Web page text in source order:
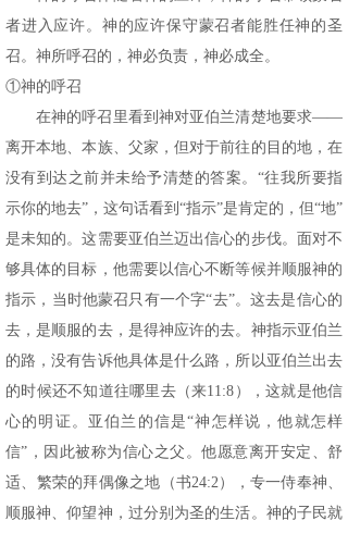
者进入应许。神的应许保守蒙召者能胜任神的圣
召。神所呼召的，神必负责，神必成全。
①神的呼召
在神的呼召里看到神对亚伯兰清楚地要求——
离开本地、本族、父家，但对于前往的目的地，在
没有到达之前并未给予清楚的答案。“往我所要指
示你的地去”，这句话看到“指示”是肯定的，但“地”
是未知的。这需要亚伯兰迈出信心的步伐。面对不
够具体的目标，他需要以信心不断等候并顺服神的
指示，当时他蒙召只有一个字“去”。这去是信心的
去，是顺服的去，是得神应许的去。神指示亚伯兰
的路，没有告诉他具体是什么路，所以亚伯兰出去
的时候还不知道往哪里去（来11:8），这就是他信
心的明证。亚伯兰的信是“神怎样说，他就怎样
信”，因此被称为信心之父。他愿意离开安定、舒
适、繁荣的拜偶像之地（书24:2），专一侍奉神、
顺服神、仰望神，过分别为圣的生活。神的子民就